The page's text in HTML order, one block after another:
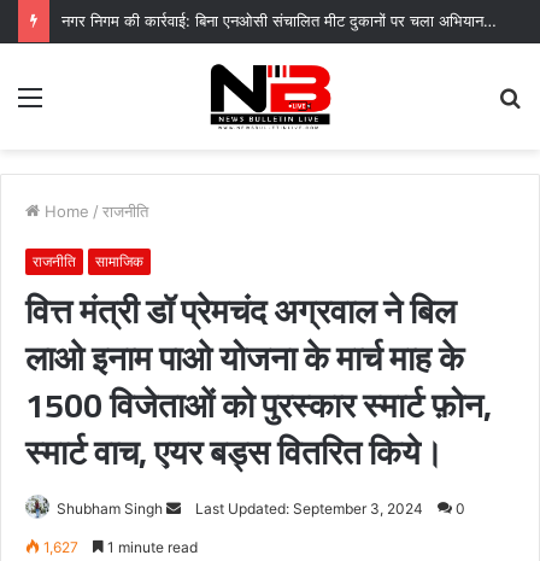
नगर निगम की कार्रवाई: बिना एनओसी संचालित मीट दुकानों पर चला अभियान, 45250 रुपये का चालान
Menu
Home / राजनीति
राजनीति सामाजिक
वित्त मंत्री डॉ प्रेमचंद अग्रवाल ने बिल
लाओ इनाम पाओ योजना के मार्च माह के
1500 विजेताओं को पुरस्कार स्मार्ट फ़ोन,
स्मार्ट वाच, एयर बड्स वितरित किये।
Shubham Singh
SendLast Updated: September 3, 2024 0
1,627 1 minute read